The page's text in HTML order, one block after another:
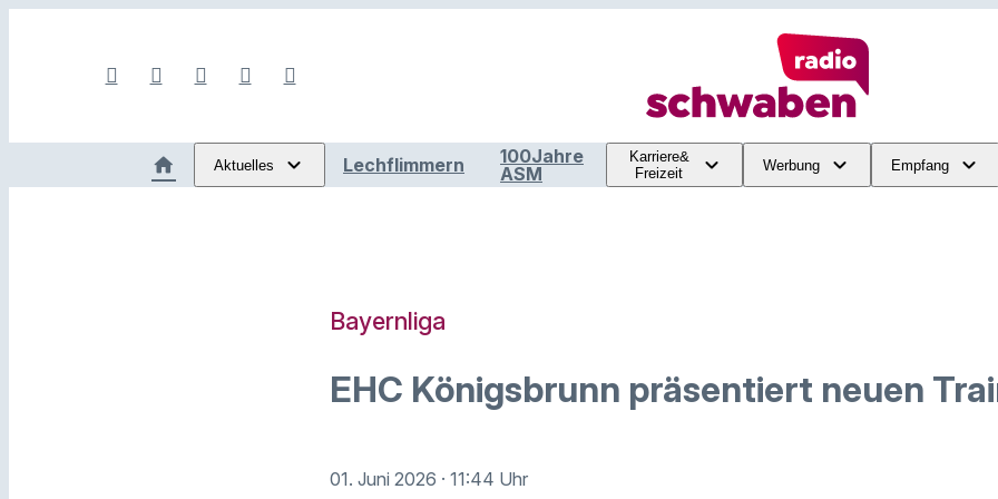
Aktuelles Lechflimmern
100Jahre
ASM
Karriere&
Freizeit
Werbung Empfang
Bayernliga
EHC Königsbrunn präsentiert neuen
01. Juni 2026 · 11:44 Uhr